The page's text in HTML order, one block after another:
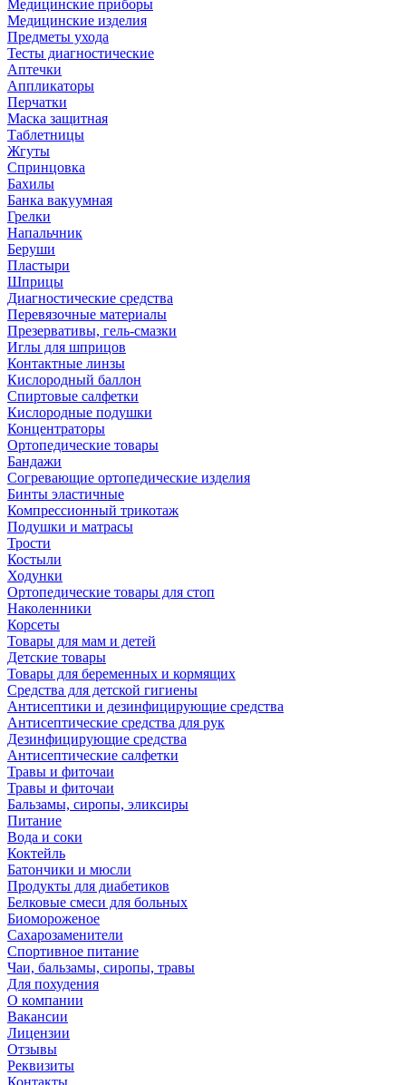
Медицинские приборы
Медицинские изделия
Предметы ухода
Тесты диагностические
Аптечки
Аппликаторы
Перчатки
Маска защитная
Таблетницы
Жгуты
Спринцовка
Бахилы
Банка вакуумная
Грелки
Напальчник
Беруши
Пластыри
Шприцы
Диагностические средства
Перевязочные материалы
Презервативы, гель-смазки
Иглы для шприцов
Контактные линзы
Кислородный баллон
Спиртовые салфетки
Кислородные подушки
Концентраторы
Ортопедические товары
Бандажи
Согревающие ортопедические изделия
Бинты эластичные
Компрессионный трикотаж
Подушки и матрасы
Трости
Костыли
Ходунки
Ортопедические товары для стоп
Наколенники
Корсеты
Товары для мам и детей
Детские товары
Товары для беременных и кормящих
Средства для детской гигиены
Антисептики и дезинфицирующие средства
Антисептические средства для рук
Дезинфицирующие средства
Антисептические салфетки
Травы и фиточаи
Травы и фиточаи
Бальзамы, сиропы, эликсиры
Питание
Вода и соки
Коктейль
Батончики и мюсли
Продукты для диабетиков
Белковые смеси для больных
Биомороженое
Сахарозаменители
Спортивное питание
Чаи, бальзамы, сиропы, травы
Для похудения
О компании
Вакансии
Лицензии
Отзывы
Реквизиты
Контакты